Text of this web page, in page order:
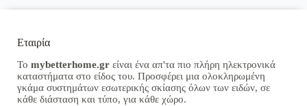
Εταιρία
Το mybetterhome.gr είναι ένα απ'τα πιο πλήρη ηλεκτρονικά
καταστήματα στο είδος του. Προσφέρει μια ολοκληρωμένη
γκάμα συστημάτων εσωτερικής σκίασης όλων των ειδών, σε
κάθε διάσταση και τύπο, για κάθε χώρο.